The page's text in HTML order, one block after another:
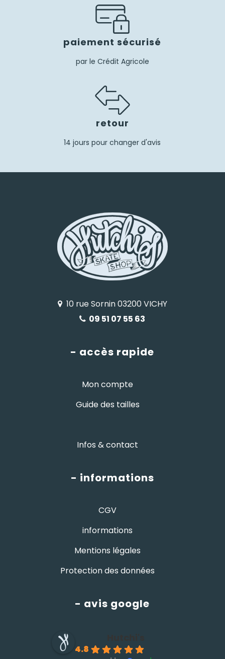
paiement sécurisé
par le Crédit Agricole
retour
14 jours pour changer d'avis
10 rue Sornin 03200 VICHY
09 51 07 55 63
- accès rapide
Mon compte
Guide des tailles
Infos & contact
- informations
CGV
informations
Mentions légales
Protection des données
- avis google
4.8